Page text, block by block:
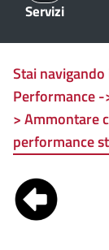
Servizi
Stai navigando
Performance
> Ammontare
performance